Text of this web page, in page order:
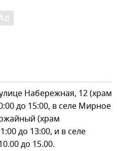
Набережная, 12 (храм
до 15:00, в селе Мирное
(храм
до 13:00, и в селе
до 15.00.